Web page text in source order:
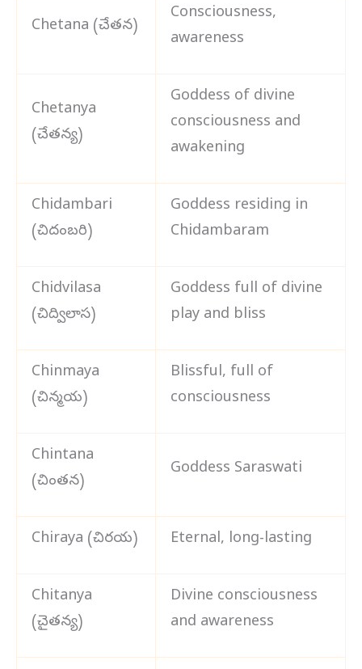
Chetana (చేతన)
Consciousness,
awareness
Chetanya
(చేతన్య)
Goddess of divine
consciousness and
awakening
Chidambari
(చిదంబరి)
Goddess residing in
Chidambaram
Chidvilasa
(చిద్విలాస)
Goddess full of divine
play and bliss
Chinmaya
(చిన్మయ)
Blissful, full of
consciousness
Chintana
(చింతన)
Goddess Saraswati
Chiraya (చిరయ) Eternal, long-lasting
Chitanya
(చైతన్య)
Divine consciousness
and awareness